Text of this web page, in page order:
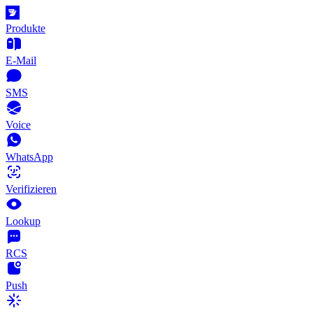
Produkte
E-Mail
SMS
Voice
WhatsApp
Verifizieren
Lookup
RCS
Push